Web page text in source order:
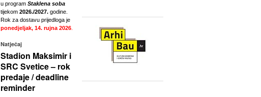
u program Staklena soba
tijekom 2026./2027. godine.
Rok za dostavu prijedloga je
ponedjeljak, 14. rujna 2026
Natječaj
Stadion Maksimir i
SRC Svetice – rok
predaje / deadline
reminder